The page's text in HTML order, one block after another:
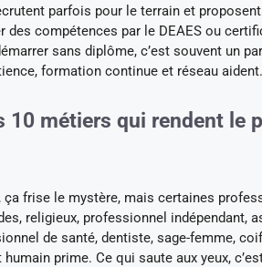
parfois pour le terrain et
des compétences par le DEAES ou
sans diplôme, c’est souvent un
formation continue et réseau aident.
10 métiers qui rendent le
ça frise le mystère, mais certaines
religieux, professionnel indépendant,
de santé, dentiste, sage-femme,
prime. Ce qui saute aux yeux,